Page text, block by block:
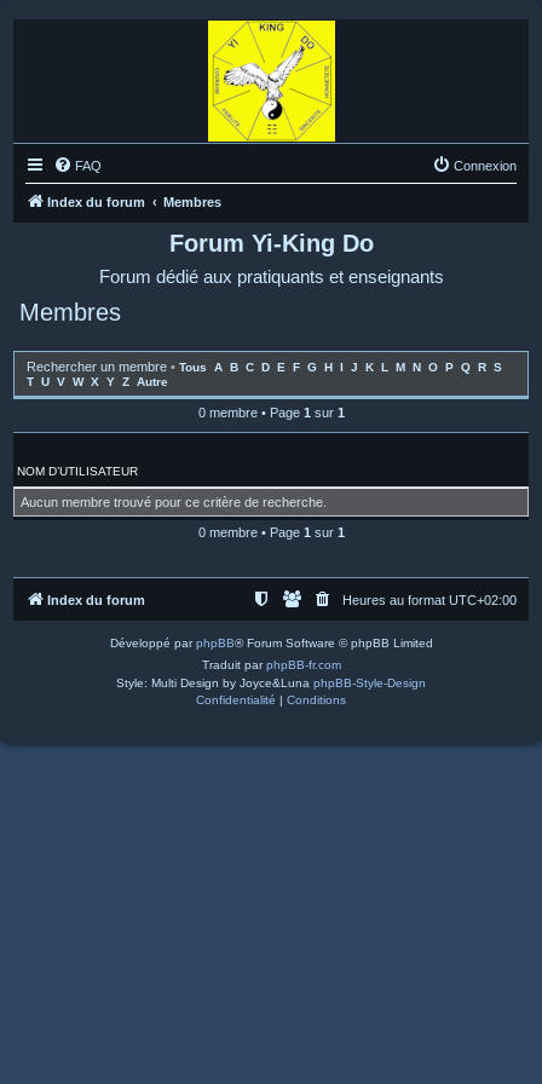
FAQ Connexion
Index du forum Membres
Forum Yi-King Do
Forum dédié aux pratiquants et enseignants
Membres
Rechercher un membre • Tous A B C D E F G H I J K L M N O P Q R S
T U V W X Y Z Autre
0 membre • Page 1 sur 1
NOM D’UTILISATEUR
Aucun membre trouvé pour ce critère de recherche.
0 membre • Page 1 sur 1
Index du forum Heures au format UTC+02:00
Développé parphpBB® Forum Software © phpBB Limited
Traduit parphpBB-fr.com
Style: Multi Design by Joyce&Luna phpBB-Style-Design
Confidentialité | Conditions